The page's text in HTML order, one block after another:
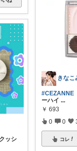
ッシ
#CEZANNE
ーハイ ...
￥ 693
0 0
コレ